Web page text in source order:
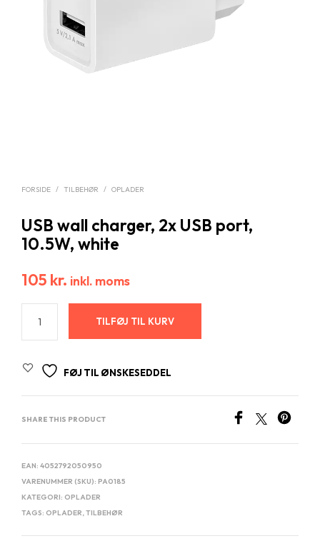
FORSIDE / TILBEHØR / OPLADER
USB wall charger, 2x USB port,
10.5W, white
105 kr. inkl. moms
TILFØJ TIL KURV
FØJ TIL ØNSKESEDDEL
SHARE THIS PRODUCT
EAN: 4052792050950
VARENUMMER (SKU): PA0185
KATEGORI: OPLADER
TAGS: OPLADER,TILBEHØR